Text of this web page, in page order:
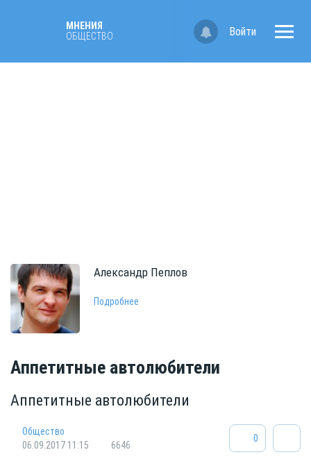
МНЕНИЯ
ОБЩЕСТВО
Войти
Александр Пеплов
Подробнее
Аппетитные автолюбители
Аппетитные автолюбители
Общество
06.09.2017 11:15
6646
0